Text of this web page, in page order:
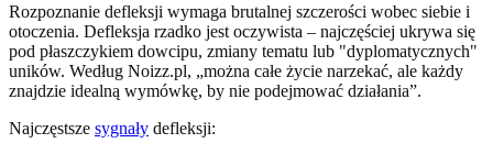
Rozpoznanie defleksji wymaga brutalnej szczerości wobec siebie i
otoczenia. Defleksja rzadko jest oczywista – najczęściej ukrywa się
pod płaszczykiem dowcipu, zmiany tematu lub "dyplomatycznych"
uników. Według Noizz.pl, „można całe życie narzekać, ale każdy
znajdzie idealną wymówkę, by nie podejmować działania”.
Najczęstsze sygnały defleksji: